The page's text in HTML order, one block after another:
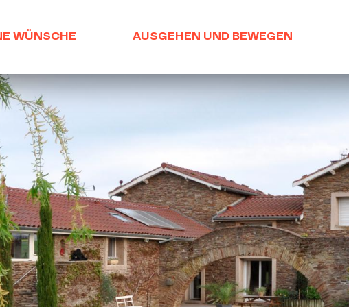
WÜNSCHE AUSGEHEN UND BEWEGEN